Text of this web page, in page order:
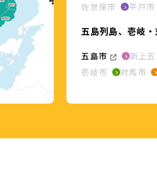
佐世保市 平戸市
五島列島、壱岐
五島市
新上
壱岐市
対馬市